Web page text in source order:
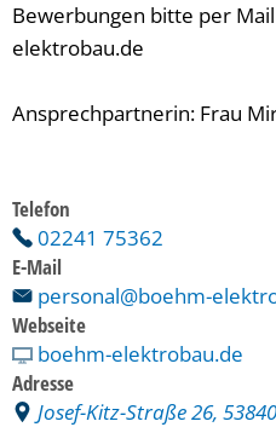
Bewerbungen bitte per
elektrobau.de
Ansprechpartnerin: Frau
Telefon
02241 75362
E-Mail
personal@boehm-
Webseite
boehm-elektrobau.de
Adresse
Josef-Kitz-Straße 26,